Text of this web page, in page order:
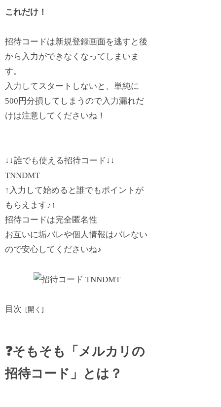
これだけ！
招待コードは新規登録画面を逃すと後
から入力ができなくなってしまいま
す。
入力してスタートしないと、単純に
500円分損 してしまうので入力漏れだ
けは注意してくださいね！
↓↓誰でも使える招待コード↓ ↓
TNNDMT
↑入力して始めると誰でもポイントが
もらえます♪ ↑
招待コードは完全匿名性
お互いに垢バレや個人情報はバレない
ので安心してくださいね♪
目次
❓そもそも「メルカリの
招待コード」とは？